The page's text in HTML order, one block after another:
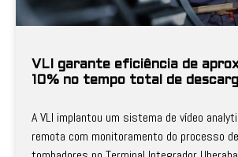
VLI garante eficiência de
10% no tempo total de
A VLI implantou um sistema de vídeo
remota com monitoramento do processo